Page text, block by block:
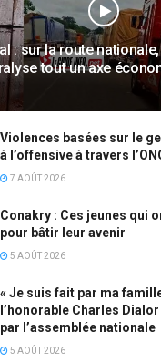
: sur la route
tout un axe
Violences basées sur le
à l’offensive à travers
7 AOÛT 2026
Conakry : Ces jeunes qui
pour bâtir leur avenir
5 AOÛT 2026
« Je suis fait par ma
l’honorable Charles
par l’assemblée nationale
5 AOÛT 2026